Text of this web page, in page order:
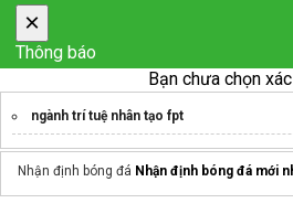
×
Thông báo
Bạn chưa chọn
ngành trí tuệ nhân tạo fpt
Nhận định bóng đá Nhận định bóng đá mới